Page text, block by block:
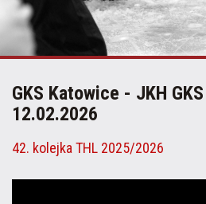
GKS Katowice - JKH
12.02.2026
42. kolejka THL 2025/2026